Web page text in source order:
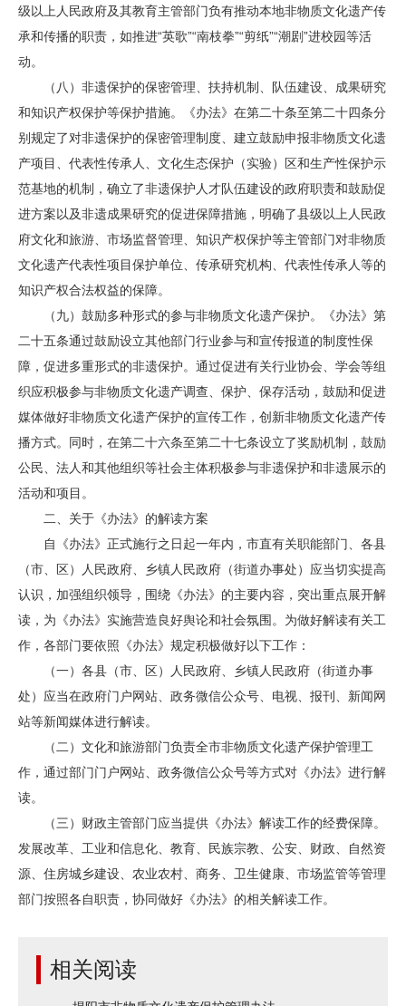
级以上人民政府及其教育主管部门负有推动本地非物质文化遗产传
承和传播的职责，如推进“英歌”“南枝拳”“剪纸”“潮剧”进校园等活
动。
（八）非遗保护的保密管理、扶持机制、队伍建设、成果研究
和知识产权保护等保护措施。《办法》在第二十条至第二十四条分
别规定了对非遗保护的保密管理制度、建立鼓励申报非物质文化遗
产项目、代表性传承人、文化生态保护（实验）区和生产性保护示
范基地的机制，确立了非遗保护人才队伍建设的政府职责和鼓励促
进方案以及非遗成果研究的促进保障措施，明确了县级以上人民政
府文化和旅游、市场监督管理、知识产权保护等主管部门对非物质
文化遗产代表性项目保护单位、传承研究机构、代表性传承人等的
知识产权合法权益的保障。
（九）鼓励多种形式的参与非物质文化遗产保护。《办法》第
二十五条通过鼓励设立其他部门行业参与和宣传报道的制度性保
障，促进多重形式的非遗保护。通过促进有关行业协会、学会等组
织应积极参与非物质文化遗产调查、保护、保存活动，鼓励和促进
媒体做好非物质文化遗产保护的宣传工作，创新非物质文化遗产传
播方式。同时，在第二十六条至第二十七条设立了奖励机制，鼓励
公民、法人和其他组织等社会主体积极参与非遗保护和非遗展示的
活动和项目。
二、关于《办法》的解读方案
自《办法》正式施行之日起一年内，市直有关职能部门、各县
（市、区）人民政府、乡镇人民政府（街道办事处）应当切实提高
认识，加强组织领导，围绕《办法》的主要内容，突出重点展开解
读，为《办法》实施营造良好舆论和社会氛围。为做好解读有关工
作，各部门要依照《办法》规定积极做好以下工作：
（一）各县（市、区）人民政府、乡镇人民政府（街道办事
处）应当在政府门户网站、政务微信公众号、电视、报刊、新闻网
站等新闻媒体进行解读。
（二）文化和旅游部门负责全市非物质文化遗产保护管理工
作，通过部门门户网站、政务微信公众号等方式对《办法》进行解
读。
（三）财政主管部门应当提供《办法》解读工作的经费保障。
发展改革、工业和信息化、教育、民族宗教、公安、财政、自然资
源、住房城乡建设、农业农村、商务、卫生健康、市场监管等管理
部门按照各自职责，协同做好《办法》的相关解读工作。
相关阅读